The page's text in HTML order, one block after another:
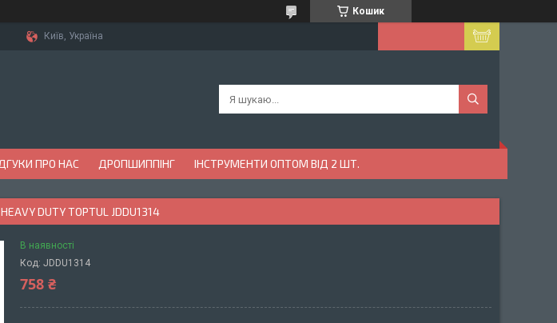
Кошик
Київ, Україна
ПРО НАС ДРОПШИППІНГ ІНСТРУМЕНТИ ОПТОМ ВІД 2 ШТ.
DUTY TOPTUL JDDU1314
В наявності
Код: JDDU1314
758 ₴